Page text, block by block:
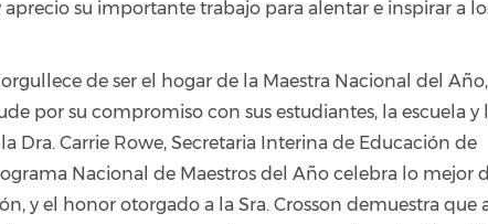
su importante trabajo para alentar e inspirar a
de ser el hogar de la Maestra Nacional del
por su compromiso con sus estudiantes, la escuela y
Dra. Carrie Rowe, Secretaria Interina de Educación de
Nacional de Maestros del Año celebra lo mejor
y el honor otorgado a la Sra. Crosson demuestra que